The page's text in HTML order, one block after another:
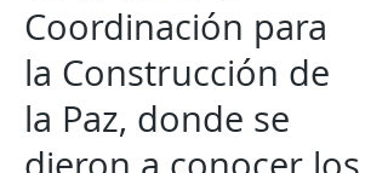
Coordinación para
la Construcción de
la Paz, donde se